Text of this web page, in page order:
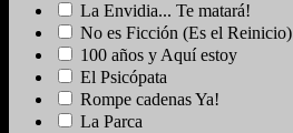
La Envidia... Te matará!
No es Ficción (Es el Reinicio)
100 años y Aquí estoy
El Psicópata
Rompe cadenas Ya!
La Parca